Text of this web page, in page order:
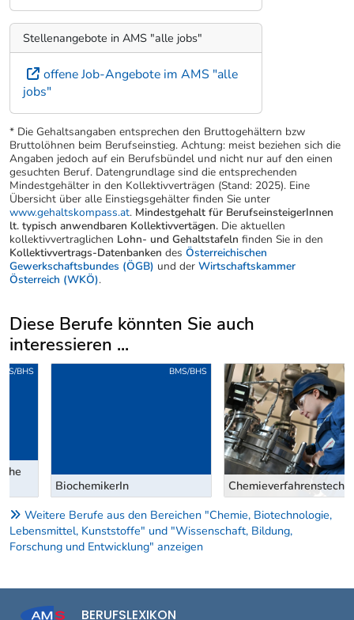
Stellenangebote in AMS "alle jobs"
offene Job-Angebote im AMS "alle
jobs"
* Die Gehaltsangaben entsprechen den Bruttogehältern bzw
Bruttolöhnen beim Berufseinstieg. Achtung: meist beziehen sich die
Angaben jedoch auf ein Berufsbündel und nicht nur auf den einen
gesuchten Beruf. Datengrundlage sind die entsprechenden
Mindestgehälter in den Kollektivverträgen (Stand: 2025). Eine
Übersicht über alle Einstiegsgehälter finden Sie unter
www.gehaltskompass.at. Mindestgehalt für BerufseinsteigerInnen
lt. typisch anwendbaren Kollektivvertägen. Die aktuellen
kollektivvertraglichen Lohn- und Gehaltstafeln finden Sie in den
Kollektivvertrags-Datenbanken des Österreichischen
Gewerkschaftsbundes (ÖGB) und der Wirtschaftskammer
Österreich (WKÖ).
Diese Berufe könnten Sie auch
interessieren ...
Uber weitere Berufsvorschläge
BiochemikerIn ChemieverfahrenstechnikerIn
LEHRE
Weitere Berufe aus den Bereichen "Chemie, Biotechnologie,
Lebensmittel, Kunststoffe" und "Wissenschaft, Bildung,
Forschung und Entwicklung" anzeigen
BERUFSLEXIKON